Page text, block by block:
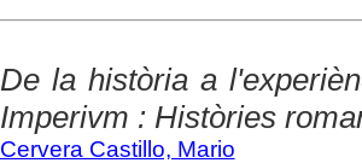
De la història a
Imperivm : Històries
Cervera Castillo, Mario